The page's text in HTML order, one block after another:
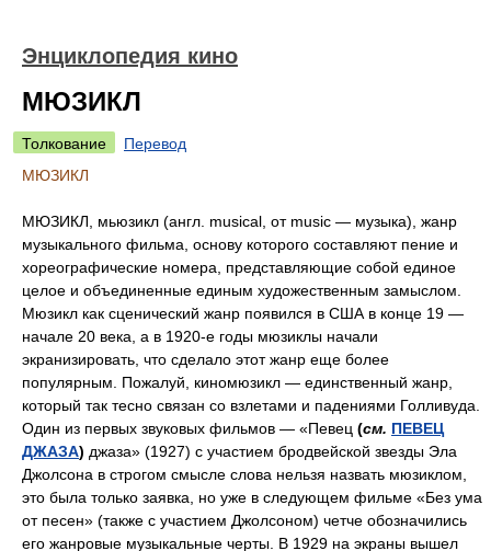
Энциклопедия кино
МЮЗИКЛ
Толкование
Перевод
МЮЗИКЛ
МЮЗИКЛ, мьюзикл (англ. musical, от music — музыка), жанр
музыкального фильма, основу которого составляют пение и
хореографические номера, представляющие собой единое
целое и объединенные единым художественным замыслом.
Мюзикл как сценический жанр появился в США в конце 19 —
начале 20 века, а в 1920-е годы мюзиклы начали
экранизировать, что сделало этот жанр еще более
популярным. Пожалуй, киномюзикл — единственный жанр,
который так тесно связан со взлетами и падениями Голливуда.
Один из первых звуковых фильмов — «Певец (см. ПЕВЕЦ
ДЖАЗА) джаза» (1927) с участием бродвейской звезды Эла
Джолсона в строгом смысле слова нельзя назвать мюзиклом,
это была только заявка, но уже в следующем фильме «Без ума
от песен» (также с участием Джолсоном) четче обозначились
его жанровые музыкальные черты. В 1929 на экраны вышел